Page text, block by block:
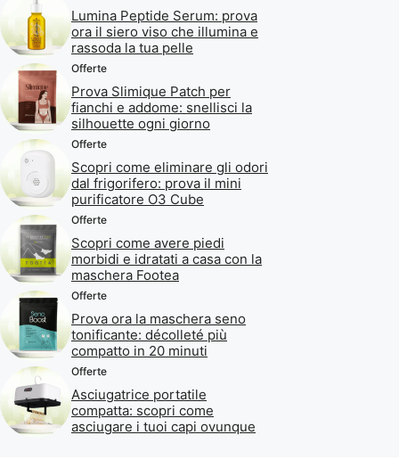
Lumina Peptide Serum: prova
ora il siero viso che illumina e
rassoda la tua pelle
Offerte
Prova Slimique Patch per
fianchi e addome: snellisci la
silhouette ogni giorno
Offerte
Scopri come eliminare gli odori
dal frigorifero: prova il mini
purificatore O3 Cube
Offerte
Scopri come avere piedi
morbidi e idratati a casa con la
maschera Footea
Offerte
Prova ora la maschera seno
tonificante: décolleté più
compatto in 20 minuti
Offerte
Asciugatrice portatile
compatta: scopri come
asciugare i tuoi capi ovunque